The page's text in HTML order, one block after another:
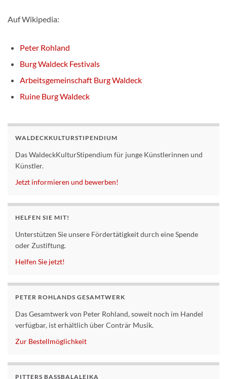
Auf Wikipedia:
Peter Rohland
Burg Waldeck Festivals
Arbeitsgemeinschaft Burg Waldeck
Ruine Burg Waldeck
WALDECKKULTURSTIPENDIUM
Das WaldeckKulturStipendium für junge Künstlerinnen und
Künstler.
Jetzt informieren und bewerben!
HELFEN SIE MIT!
Unterstützen Sie unsere Fördertätigkeit durch eine Spende
oder Zustiftung.
Helfen Sie jetzt!
PETER ROHLANDS GESAMTWERK
Das Gesamtwerk von Peter Rohland, soweit noch im Handel
verfügbar, ist erhältlich über Conträr Musik.
Zur Bestellmöglichkeit
PITTERS BASSBALALEIKA